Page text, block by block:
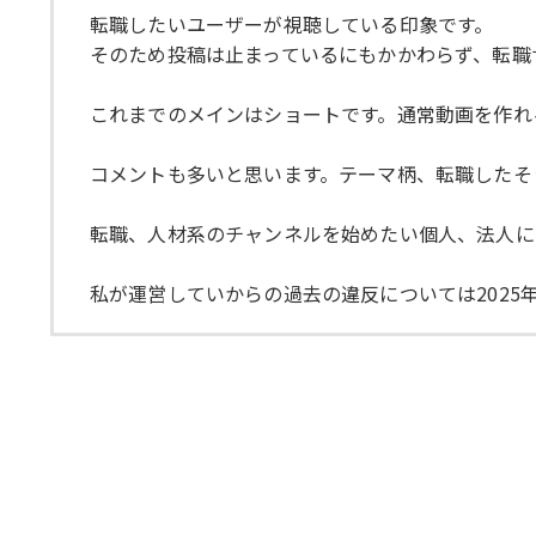
転職したいユーザーが視聴している印象です。
そのため投稿は止まっているにもかかわらず、転
これまでのメインはショートです。通常動画を作
コメントも多いと思います。テーマ柄、転職した
転職、人材系のチャンネルを始めたい個人、法人
私が運営していからの過去の違反については2025